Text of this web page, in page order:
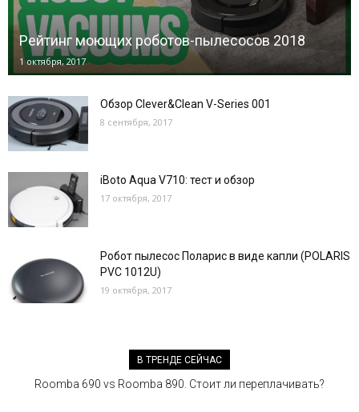
Рейтинг моющих роботов-пылесосов 2018
1 октября, 2017
Обзор Clever&Clean V-Series 001
8 сентября, 2017
iBoto Aqua V710: тест и обзор
17 октября, 2017
Робот пылесос Поларис в виде капли (POLARIS
PVС 1012U)
19 октября, 2017
В ТРЕНДЕ СЕЙЧАС
Roomba 690 vs Roomba 890. Стоит ли переплачивать?